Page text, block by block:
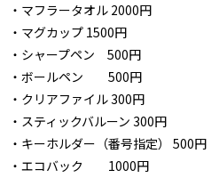
・マフラータオル 2000円
・マグカップ 1500円
・シャープペン 500円
・ボールペン 500円
・クリアファイル300円
・スティックバルーン 300円
・キーホルダー（番号指定）
500円
・エコバック 1000円